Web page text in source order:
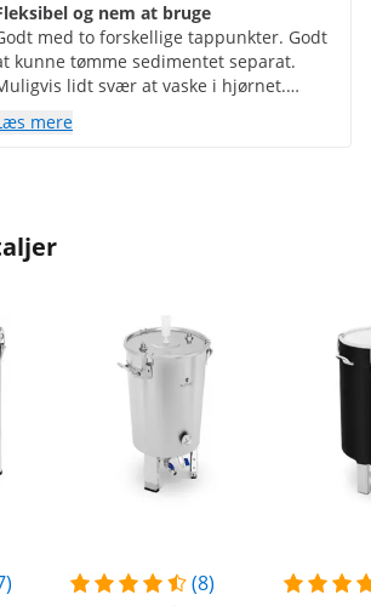
og nem at bruge
med to forskellige tappunkter. Godt
kunne tømme sedimentet separat.
lidt svær at vaske i hjørnet.
godt.
mere
(8)